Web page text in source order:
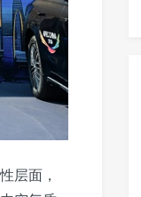
层面，